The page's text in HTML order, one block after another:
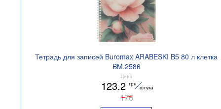
Тетрадь для записей Buromax ARABESKI B5 80 л клетка
BM.2586
Цена
123.2 грн
штука
176